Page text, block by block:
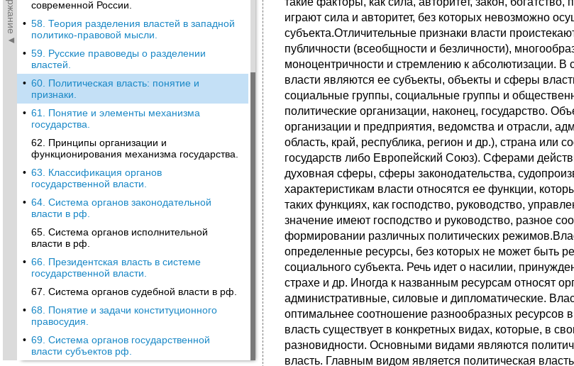
современной России.
• 58. Теория разделения властей в западной
политико-правовой мысли.
• 59. Русские правоведы о разделении
властей.
• 60. Политическая власть: понятие и
признаки.
• 61. Понятие и элементы механизма
государства.
62. Принципы организации и
функционирования механизма государства.
• 63. Классификация органов
государственной власти.
• 64. Система органов законодательной
власти в рф.
65. Система органов исполнительной
власти в рф.
• 66. Президентская власть в системе
государственной власти.
67. Система органов судебной власти в рф.
• 68. Понятие и задачи конституционного
правосудия.
• 69. Система органов государственной
власти субъектов рф.
играют сила и авторитет, без которых невозможно
субъекта.Отличительные признаки власти
публичности (всеобщности и безличности),
моноцентричности и стремлению к абсолютизации.
власти являются ее субъекты, объекты и сферы
социальные группы, социальные группы и
политические организации, наконец, государство.
организации и предприятия, ведомства и отрасли,
область, край, республика, регион и др.), страна
государств либо Европейский Союз). Сферами
духовная сферы, сферы законодательства,
характеристикам власти относятся ее функции,
таких функциях, как господство, руководство,
значение имеют господство и руководство, разное
формировании различных политических
определенные ресурсы, без которых не может быть
социального субъекта. Речь идет о насилии,
страхе и др. Иногда к названным ресурсам относят
административные, силовые и дипломатические.
оптимальнее соотношение разнообразных
власть существует в конкретных видах, которые, в
разновидности. Основными видами являются
власть. Главным видом является политическая